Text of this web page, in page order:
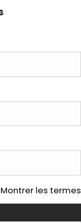
Montrer les termes